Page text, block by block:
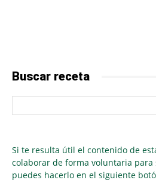
Buscar receta
Si te resulta útil el contenido de
colaborar de forma voluntaria
puedes hacerlo en el siguiente